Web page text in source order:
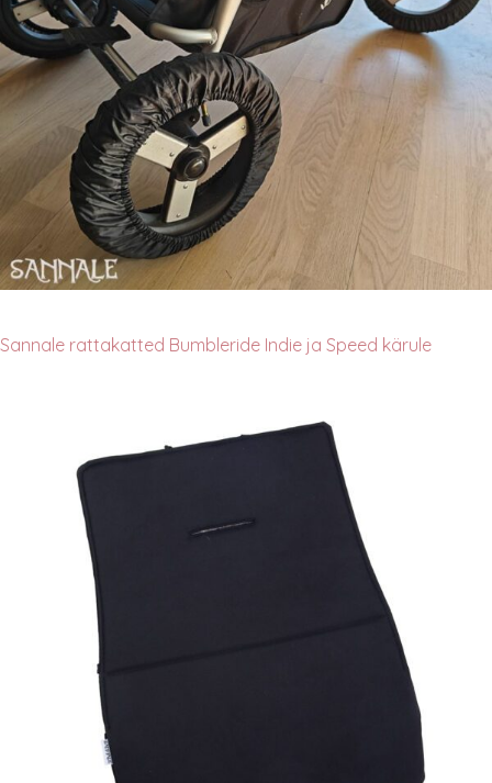
Sannale rattakatted Bumbleride Indie ja Speed kärule